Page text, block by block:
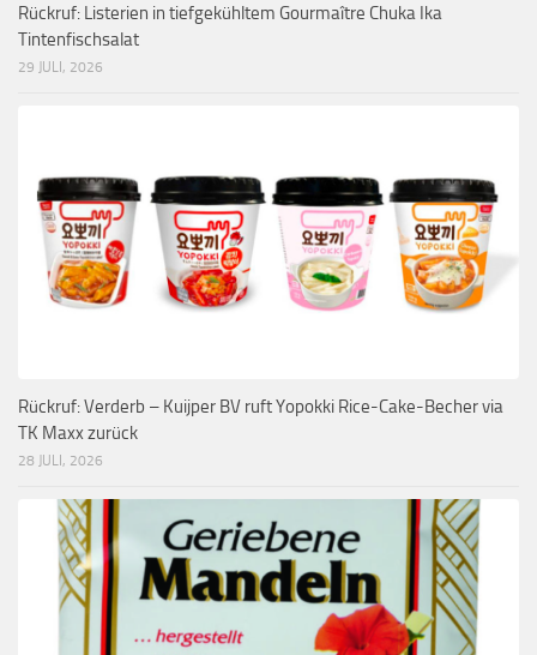
Rückruf: Listerien in tiefgekühltem Gourmaître Chuka Ika
Tintenfischsalat
29 JULI, 2026
Rückruf: Verderb – Kuijper BV ruft Yopokki Rice-Cake-Becher via
TK Maxx zurück
28 JULI, 2026